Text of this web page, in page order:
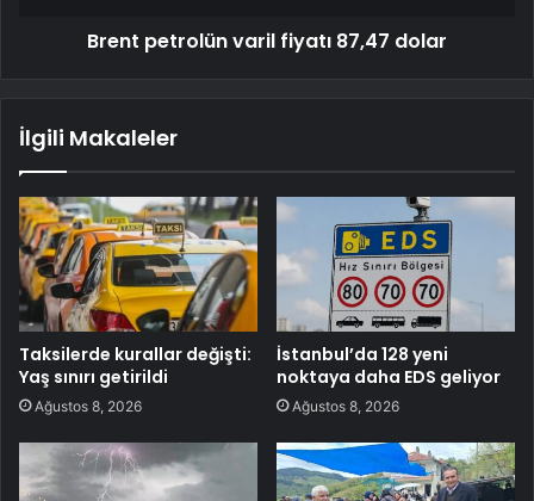
Brent petrolün varil fiyatı 87,47 dolar
İlgili Makaleler
Taksilerde kurallar değişti:
Yaş sınırı getirildi
Ağustos 8, 2026
İstanbul’da 128 yeni
noktaya daha EDS geliyor
Ağustos 8, 2026